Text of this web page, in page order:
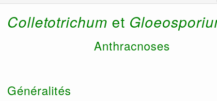
Colletotrichum et
Anthracnoses
Généralités